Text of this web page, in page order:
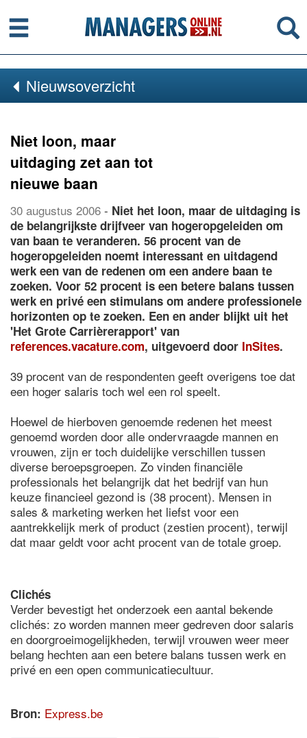
Menu
Nieuwsoverzicht
Niet loon, maar
uitdaging zet aan tot
nieuwe baan
30 augustus 2006 - Niet het loon, maar de uitdaging is
de belangrijkste drijfveer van hogeropgeleiden om
van baan te veranderen. 56 procent van de
hogeropgeleiden noemt interessant en uitdagend
werk een van de redenen om een andere baan te
zoeken. Voor 52 procent is een betere balans tussen
werk en privé een stimulans om andere professionele
horizonten op te zoeken. Een en ander blijkt uit het
'Het Grote Carrièrerapport' van
references.vacature.com, uitgevoerd door InSites.
39 procent van de respondenten geeft overigens toe dat
een hoger salaris toch wel een rol speelt.
Hoewel de hierboven genoemde redenen het meest
genoemd worden door alle ondervraagde mannen en
vrouwen, zijn er toch duidelijke verschillen tussen
diverse beroepsgroepen. Zo vinden financiële
professionals het belangrijk dat het bedrijf van hun
keuze financieel gezond is (38 procent). Mensen in
sales & marketing werken het liefst voor een
aantrekkelijk merk of product (zestien procent), terwijl
dat maar geldt voor acht procent van de totale groep.
Clichés
Verder bevestigt het onderzoek een aantal bekende
clichés: zo worden mannen meer gedreven door salaris
en doorgroeimogelijkheden, terwijl vrouwen weer meer
belang hechten aan een betere balans tussen werk en
privé en een open communicatiecultuur.
Bron: Express.be